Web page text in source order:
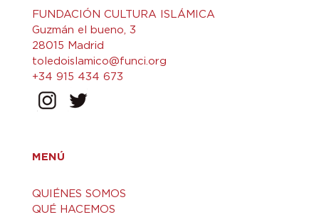
FUNDACIÓN CULTURA ISLÁMICA
Guzmán el bueno, 3
28015 Madrid
toledoislamico@funci.org
+34 915 434 673
MENÚ
QUIÉNES SOMOS
QUÉ HACEMOS